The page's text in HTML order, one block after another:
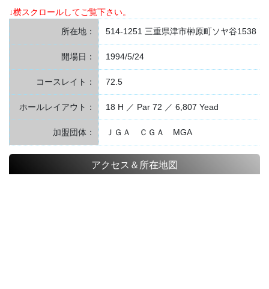
↓横スクロールしてご覧下さい。
所在地：
514-1251 三重県津市榊原町ソヤ谷1538
開場日： 1994/5/24
コースレイト： 72.5
ホールレイアウト： 18 H ／ Par 72 ／ 6,807 Yead
加盟団体： ＪＧＡ ＣＧＡ MGA
アクセス＆所在地図